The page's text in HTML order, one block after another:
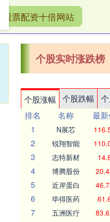
股票配资十倍网站
个股实时涨跌榜
个股涨幅 个股跌幅
排名
名称 最
1
N展芯
2 锐翔智能
3 志特新材
4 博腾股份
5 近岸蛋白
6 毕得医药
7 五洲医疗